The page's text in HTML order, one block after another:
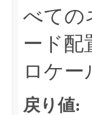
べての
ード配
ロケー
戻り値: